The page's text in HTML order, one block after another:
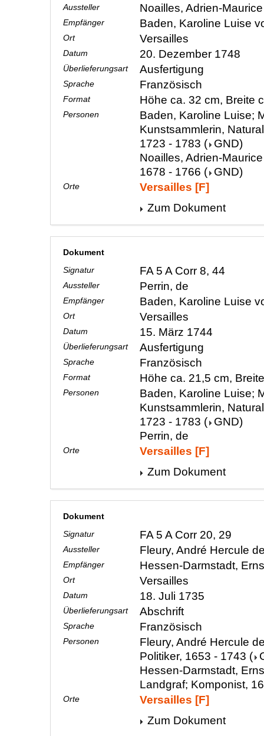
Aussteller Noailles, Adrien-
Empfänger Baden, Karoline Luise
Ort Versailles
Datum 20. Dezember 1748
Überlieferungsart Ausfertigung
Sprache Französisch
Format Höhe ca. 32 cm, Breite
Personen
Baden, Karoline Luise;
Kunstsammlerin,
1723 - 1783 ( GND)
Noailles, Adrien-
1678 - 1766 ( GND)
Orte
Versailles [F]
Zum Dokument
Dokument
Signatur
FA 5 A Corr 8, 44
Aussteller Perrin, de
Empfänger Baden, Karoline Luise
Ort Versailles
Datum 15. März 1744
Überlieferungsart Ausfertigung
Sprache Französisch
Format Höhe ca. 21,5 cm,
Personen
Baden, Karoline Luise;
Kunstsammlerin,
1723 - 1783 ( GND)
Perrin, de
Orte
Versailles [F]
Zum Dokument
Dokument
Signatur
FA 5 A Corr 20, 29
Aussteller Fleury, André Hercule
Empfänger Hessen-Darmstadt,
Ort Versailles
Datum 18. Juli 1735
Überlieferungsart Abschrift
Sprache Französisch
Personen
Fleury, André Hercule
Politiker, 1653 - 1743 (
Hessen-Darmstadt,
Landgraf; Komponist,
Orte
Versailles [F]
Zum Dokument